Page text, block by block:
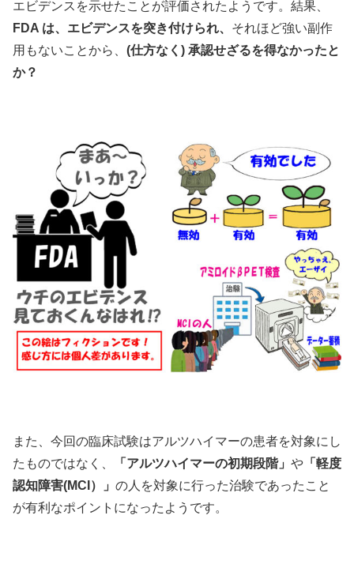
エビデンスを示せたことが評価されたようです。結果、
FDA は、エビデンスを突き付けられ、 それほど強い副作
用もないことから、 (仕方なく) 承認せざるを得なかったと
か？
また、今回の臨床試験はアルツハイマーの患者を対象にし
たものではなく、
「アルツハイマーの初期段階」 や 「軽度
認知障害(MCI）」 の人を対象に行った治験であったこと
が有利なポイントになったようです。